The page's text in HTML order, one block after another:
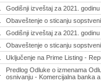
Godišnji izveštaj za 2021.
Obaveštenje o sticanju
Godišnji izveštaj za 2021.
Obaveštenje o sticanju
Uključenje na Prime Listing -
Predlog Odluke o izmenama
osnivanju - Komercijalna banka